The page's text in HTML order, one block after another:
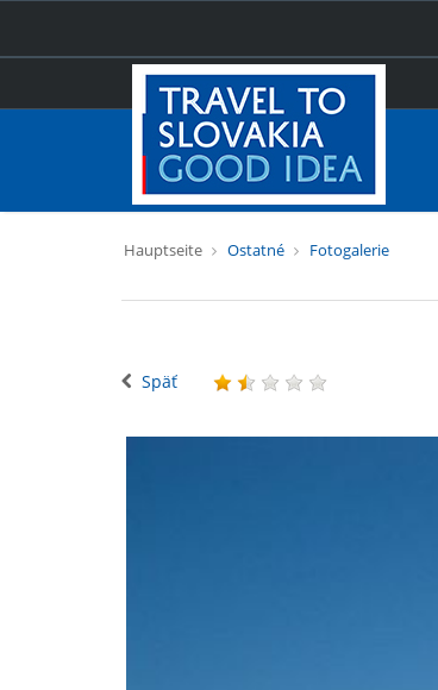
Hauptseite Ostatné Fotogalerie
Späť